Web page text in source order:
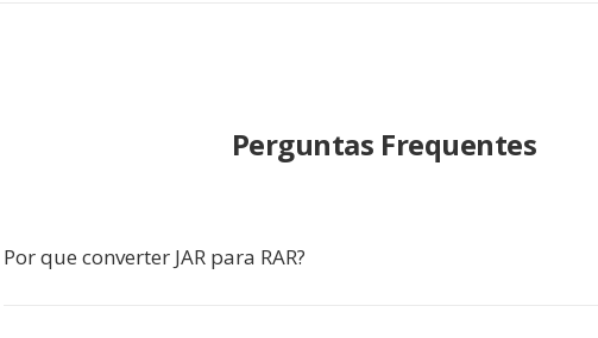
Perguntas Frequentes
Por que converter JAR para RAR?